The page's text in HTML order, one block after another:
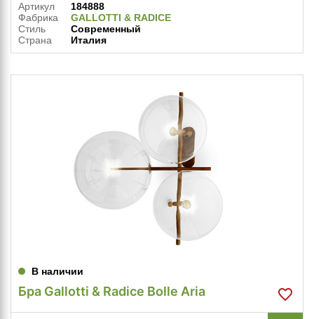
Артикул
184888
Фабрика
GALLOTTI & RADICE
Стиль
Современный
Страна
Италия
В наличии
Бра Gallotti & Radice Bolle Aria